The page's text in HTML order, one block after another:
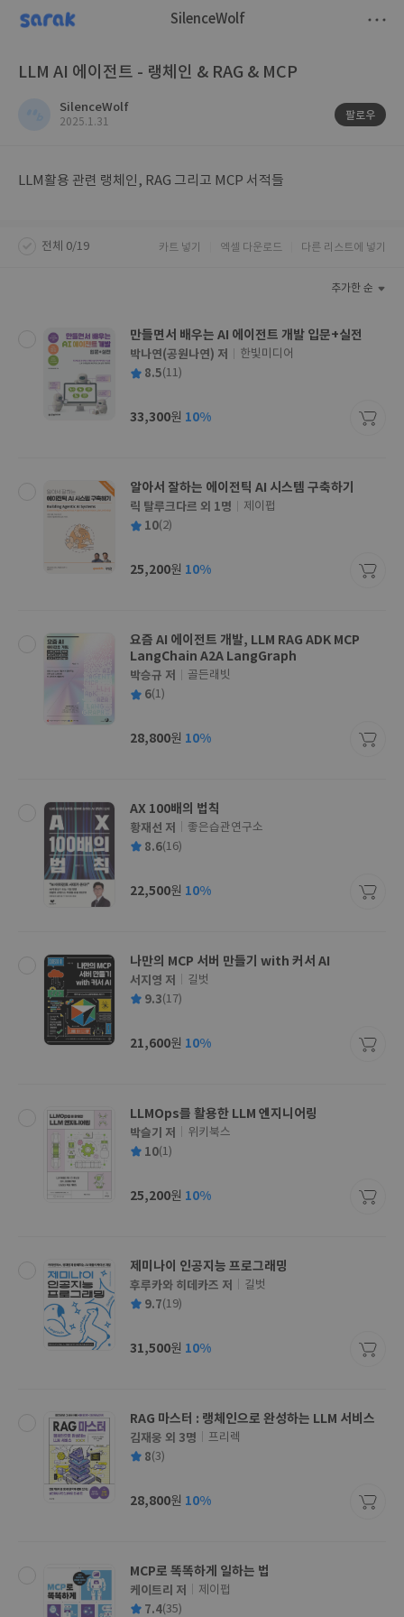
sarak SilenceWolf
LLM AI 에이전트 - 랭체인 & RAG & MCP
SilenceWolf
작
2025.1.31
팔로우
LLM활용 관련 랭체인, RAG 그리고 MCP 서적들
전체 0/19 카트 넣기 엑셀 다운로드 다른 리스트에 넣기
추가한 순
만들면서 배우는 AI 에이전트 개발 입문+실전
글
쓴
박나연(공원나연) 저
출
사
한빛미디어
평 8.5(11)
가
33,300원 10%
알아서 잘하는 에이전틱 AI 시스템 구축하기
글
쓴
릭 탈루크다르 외 1명
출
사
제이펍
평 10(2)
가
25,200원 10%
요즘 AI 에이전트 개발, LLM RAG ADK MCP
LangChain A2A LangGraph
글
쓴
박승규 저
출
사
골든래빗
평 6(1)
가
28,800원 10%
AX 100배의 법칙
글
쓴
황재선 저
출
사
좋은습관연구소
평 8.6(16)
가
22,500원 10%
나만의 MCP 서버 만들기 with 커서 AI
글
쓴
서지영 저
출
사
길벗
평 9.3(17)
가
21,600원 10%
LLMOps를 활용한 LLM 엔지니어링
글
쓴
박슬기 저
출
사
위키북스
평 10(1)
가
25,200원 10%
제미나이 인공지능 프로그래밍
글
쓴
후루카와 히데카즈 저
출
사
길벗
평 9.7(19)
가
31,500원 10%
RAG 마스터 : 랭체인으로 완성하는 LLM 서비스
글
쓴
김재웅 외 3명
출
사
프리렉
평 8(3)
가
28,800원 10%
MCP로 똑똑하게 일하는 법
글
쓴
케이트리 저
출
제이펍
평 7.4(35)